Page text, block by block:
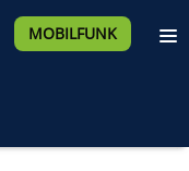
MOBILFUNK